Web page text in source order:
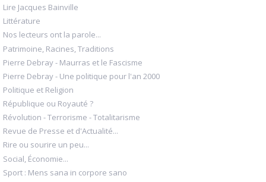
Lire Jacques Bainville
Littérature
Nos lecteurs ont la parole...
Patrimoine, Racines, Traditions
Pierre Debray - Maurras et le Fascisme
Pierre Debray - Une politique pour l'an 2000
Politique et Religion
République ou Royauté ?
Révolution - Terrorisme - Totalitarisme
Revue de Presse et d'Actualité...
Rire ou sourire un peu...
Social, Économie...
Sport : Mens sana in corpore sano